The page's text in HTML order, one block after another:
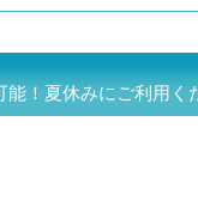
！夏休みにご利用く